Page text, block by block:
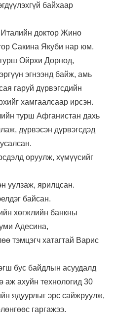
байхаар
Италийн доктор Жино
Сакина Якуби нар юм.
Ойрхи Дорнод,
эгнээнд байж, амь
гаруй дүрвэгсдийн
хамгаалсаар ирсэн.
турш Афганистан дахь
дүрвэсэн дүрвэгсдэд
оруулж, хүмүүсийг
уулзаж, ярилцсан.
байсан.
хөгжлийн банкны
Адесина,
тэмцэгч хатагтай Варис
бус байдлын асуудалд
аж ахуйн технологид 30
ядуурлыг эрс сайжруулж,
гаргажээ.